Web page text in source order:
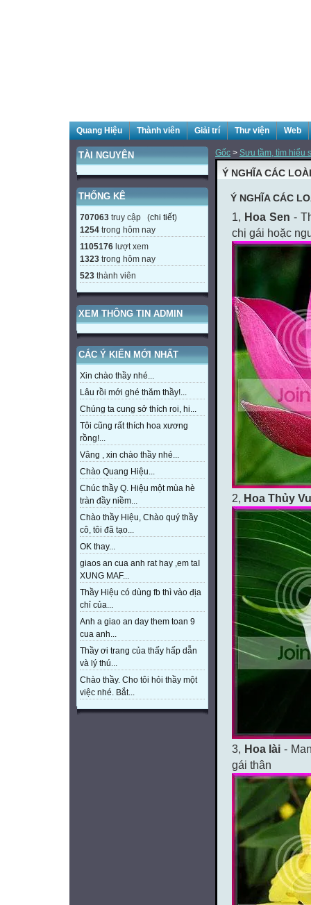
Quang Hiệu Thành viên Giải trí Thư viện Web
TÀI NGUYÊN
THỐNG KÊ
707063 truy cập (chi tiết)
1254 trong hôm nay
1105176 lượt xem
1323 trong hôm nay
523 thành viên
XEM THÔNG TIN ADMIN
CÁC Ý KIẾN MỚI NHẤT
Xin chào thầy nhé...
Lâu rồi mới ghé thăm thầy!...
Chúng ta cung sở thích roi, hi...
Tôi cũng rất thích hoa xương
rồng!...
Vâng , xin chào thầy nhé...
Chào Quang Hiệu...
Chúc thầy Q. Hiệu một mùa hè
tràn đầy niềm...
Chào thầy Hiệu, Chào quý thầy
cô, tôi đã tạo...
OK thay...
giaos an cua anh rat hay ,em taI
XUNG MAF...
Thầy Hiệu có dùng fb thì vào địa
chỉ của...
Anh a giao an day them toan 9
cua anh...
Thầy ơi trang của thấy hấp dẫn
và lý thú...
Chào thầy. Cho tôi hỏi thầy một
việc nhé. Bắt...
Gốc > Sưu tầm, tìm hiểu
Ý NGHĨA CÁC
Ý NGHĨA CÁC
1, Hoa Sen -
chị gái hoặc
2, Hoa Thủy Vu
3, Hoa lài -
gái thân